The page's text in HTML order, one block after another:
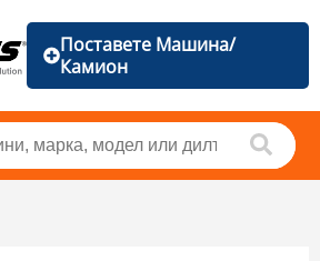
Поставете Машина/
Камион